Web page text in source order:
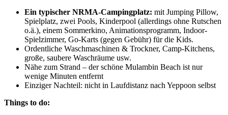
Ein typischer NRMA-Campingplatz: mit Jumping Pillow,
Spielplatz, zwei Pools, Kinderpool (allerdings ohne Rutschen
o.ä.), einem Sommerkino, Animationsprogramm, Indoor-
Spielzimmer, Go-Karts (gegen Gebühr) für die Kids.
Ordentliche Waschmaschinen & Trockner, Camp-Kitchens,
große, saubere Waschräume usw.
Nähe zum Strand – der schöne Mulambin Beach ist nur
wenige Minuten entfernt
Einziger Nachteil: nicht in Laufdistanz nach Yeppoon selbst
Things to do: